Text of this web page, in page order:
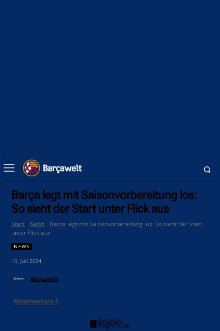
Barça legt mit Saisonvorbereitung los:
So sieht der Start unter Flick aus
Start News
Barça legt mit Saisonvorbereitung los: So sieht der Start
unter Flick aus
NEWS
10. Juli 2024
Barçawelt
Kommentare 1
- Anzeige -